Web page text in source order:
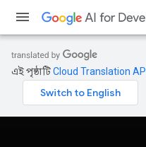
এই পৃষ্ঠাটিCloud Translation API